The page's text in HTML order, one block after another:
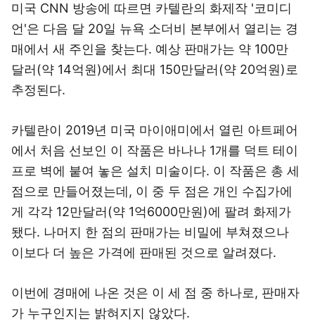
미국 CNN 방송에 따르면 카텔란의 화제작 '코미디
언'은 다음 달 20일 뉴욕 소더비 본부에서 열리는 경
매에서 새 주인을 찾는다. 예상 판매가는 약 100만
달러(약 14억원)에서 최대 150만달러(약 20억원)로
추정된다.
카텔란이 2019년 미국 마이애미에서 열린 아트페어
에서 처음 선보인 이 작품은 바나나 1개를 덕트 테이
프로 벽에 붙여 놓은 설치 미술이다. 이 작품은 총 세
점으로 만들어졌는데, 이 중 두 점은 개인 수집가에
게 각각 12만달러(약 1억6000만원)에 팔려 화제가
됐다. 나머지 한 점의 판매가는 비밀에 부쳐졌으나
이보다 더 높은 가격에 판매된 것으로 알려졌다.
이번에 경매에 나온 것은 이 세 점 중 하나로, 판매자
가 누구인지는 밝혀지지 않았다.